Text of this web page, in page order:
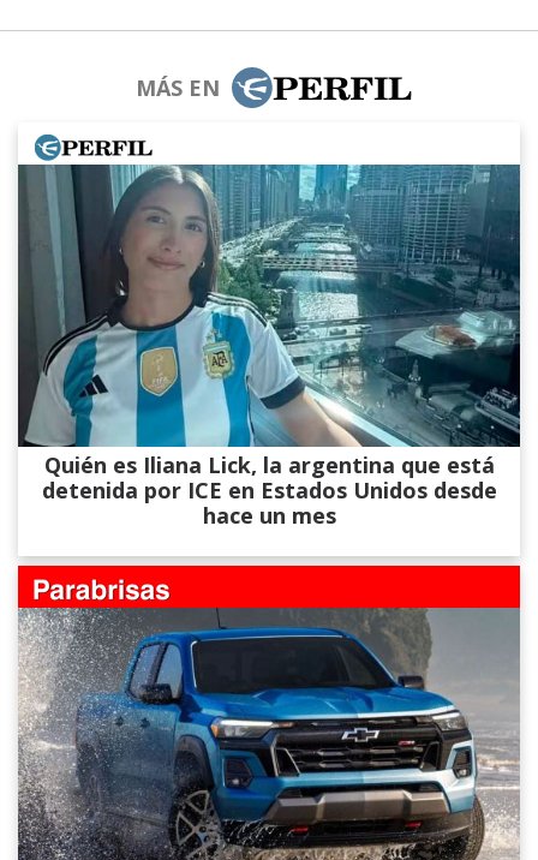
MÁS EN
Quién es Iliana Lick, la argentina que está
detenida por ICE en Estados Unidos desde
hace un mes